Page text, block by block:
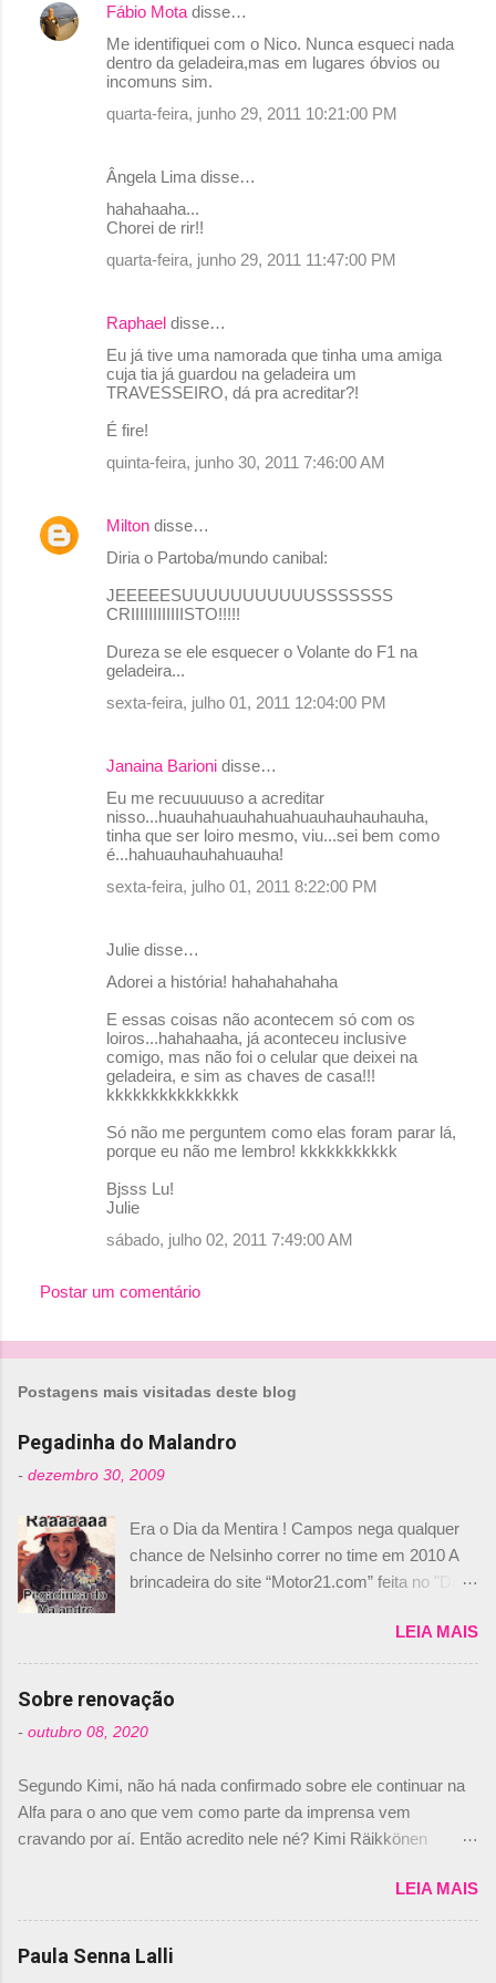
Fábio Mota disse…
Me identifiquei com o Nico. Nunca esqueci nada
dentro da geladeira,mas em lugares óbvios ou
incomuns sim.
quarta-feira, junho 29, 2011 10:21:00 PM
Ângela Lima disse…
hahahaaha...
Chorei de rir!!
quarta-feira, junho 29, 2011 11:47:00 PM
Raphael disse…
Eu já tive uma namorada que tinha uma amiga
cuja tia já guardou na geladeira um
TRAVESSEIRO, dá pra acreditar?!
É fire!
quinta-feira, junho 30, 2011 7:46:00 AM
Milton disse…
Diria o Partoba/mundo canibal:
JEEEEESUUUUUUUUUUUSSSSSSS
CRIIIIIIIIIIIISTO!!!!!
Dureza se ele esquecer o Volante do F1 na
geladeira...
sexta-feira, julho 01, 2011 12:04:00 PM
Janaina Barioni disse…
Eu me recuuuuuso a acreditar
nisso...huauhahuauhahuahuauhauhauhauha,
tinha que ser loiro mesmo, viu...sei bem como
é...hahuauhauhahuauha!
sexta-feira, julho 01, 2011 8:22:00 PM
Julie disse…
Adorei a história! hahahahahaha
E essas coisas não acontecem só com os
loiros...hahahaaha, já aconteceu inclusive
comigo, mas não foi o celular que deixei na
geladeira, e sim as chaves de casa!!!
kkkkkkkkkkkkkkk
Só não me perguntem como elas foram parar lá,
porque eu não me lembro! kkkkkkkkkkk
Bjsss Lu!
Julie
sábado, julho 02, 2011 7:49:00 AM
Postar um comentário
Postagens mais visitadas deste blog
Pegadinha do Malandro
- dezembro 30, 2009
Era o Dia da Mentira ! Campos nega qualquer
chance de Nelsinho correr no time em 2010 A
brincadeira do site “Motor21.com” feita no "Día
de abril –, afirmando que Nelson Piquet havia
comprado 15% das ações da Campos, dando,
com isso, um lugar no time a Nelsinho Piquet,
foi esclarecida de uma vez por todas por
Daniele Audetto, diretor da escuderia. O
não será o companheiro de Bruno Senna em
2010. "Na verdade, nós recebemos uma oferta
de Piquet", admitiu Audetto. “Mas depois de ter
dois brasileiros”, explicou, dizendo ainda que
não tem nada contra o filho do tricampeão
Nelson Piquet. “Ele é um bom piloto, rápido e
LEIA MAIS
Sobre renovação
- outubro 08, 2020
Segundo Kimi, não há nada confirmado sobre ele continuar na
Alfa para o ano que vem como parte da imprensa vem
cravando por aí. Então acredito nele né? Kimi Räikkönen
truth but I’ve never had an option in my contract so that’s
should, pretty much, tell you that it’s not true." #Kimi7 #EifelGP
#AlfaRomeoRacing pic.twitter.com/77EDVn39Ia — Kimi
LEIA MAIS
Paula Senna Lalli